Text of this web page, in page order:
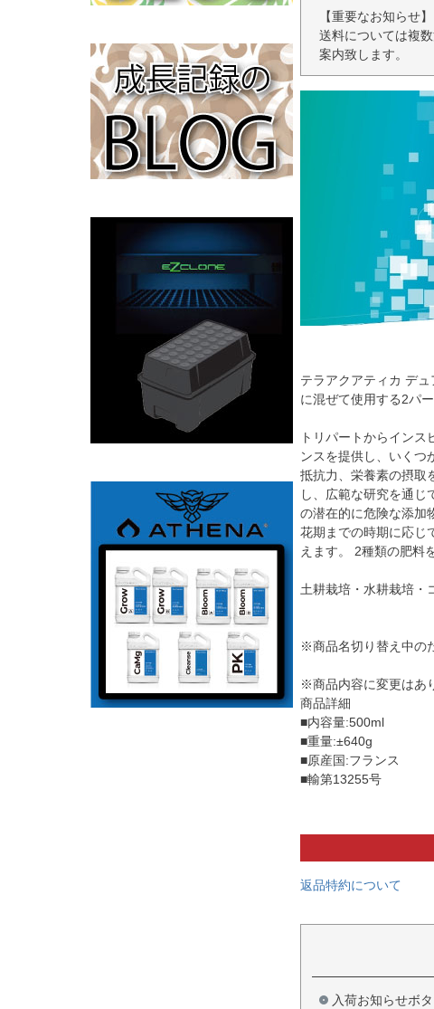
【重要なお知らせ】
送料については複
案内致します。
テラアクアティカ デ
に混ぜて使用する2パー
トリパートからイン
ンスを提供し、いく
抵抗力、栄養素の摂取
し、広範な研究を通
の潜在的に危険な添加
花期までの時期に応じ
えます。 2種類の肥料
土耕栽培・水耕栽培・
※商品名切り替え中の
※商品内容に変更は
商品詳細
■内容量:500ml
■重量:±640g
■原産国:フランス
■輸第13255号
返品特約について
入荷お知らせボ